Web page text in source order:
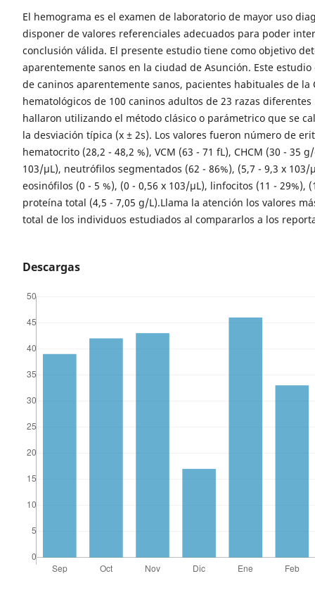
El hemograma es el examen de laboratorio de mayor uso
disponer de valores referenciales adecuados para poder
conclusión válida. El presente estudio tiene como objetivo
aparentemente sanos en la ciudad de Asunción. Este
de caninos aparentemente sanos, pacientes habituales de
hematológicos de 100 caninos adultos de 23 razas
hallaron utilizando el método clásico o parámetrico que se
la desviación típica (x ± 2s). Los valores fueron número de
hematocrito (28,2 - 48,2 %), VCM (63 - 71 fL), CHCM (30 - 35
103/µL), neutrófilos segmentados (62 - 86%), (5,7 - 9,3 x
eosinófilos (0 - 5 %), (0 - 0,56 x 103/µL), linfocitos (11 - 29%),
proteína total (4,5 - 7,05 g/L).Llama la atención los valores
total de los individuos estudiados al compararlos a los
Descargas